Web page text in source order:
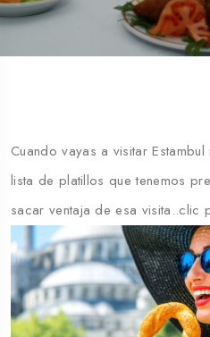
Cuando vayas a visitar
lista de platillos que tenemos
sacar ventaja de esa visita..clic